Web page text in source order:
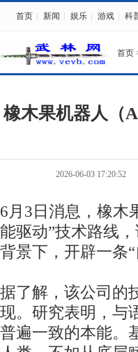
首页 新闻 娱乐 游戏 科
首页
橡木果机器人（
2026-06-03 17:20:52
6月3日消息，橡木
能驱动”技术路线
背景下，开辟一条
据了解，该公司的
现。研究表明，与
普遍一致的本能。